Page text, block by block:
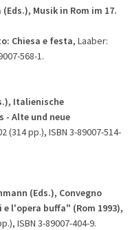
Musik in Rom im 17.
Chiesa e festa, Laaber:
568-1.
Italienische
- Alte und neue
(314 pp.), ISBN 3-89007-514-
(Eds.), Convegno
e l'opera buffa" (Rom 1993),
ISBN 3-89007-404-9.